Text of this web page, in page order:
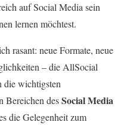
auf Social Media sein
lernen möchtest.
rasant: neue Formate, neue
– die AllSocial
die wichtigsten
Bereichen desSocial Media
die Gelegenheit zum